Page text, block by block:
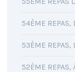
54ÈME REPAS,
53ÈME REPAS,
52ÈME REPAS,